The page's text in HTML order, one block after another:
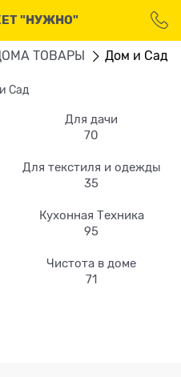
"НУЖНО"
ТОВАРЫ Дом и Сад
Сад
Для дачи
70
Для текстиля и одежды
35
Кухонная Техника
95
Чистота в доме
71